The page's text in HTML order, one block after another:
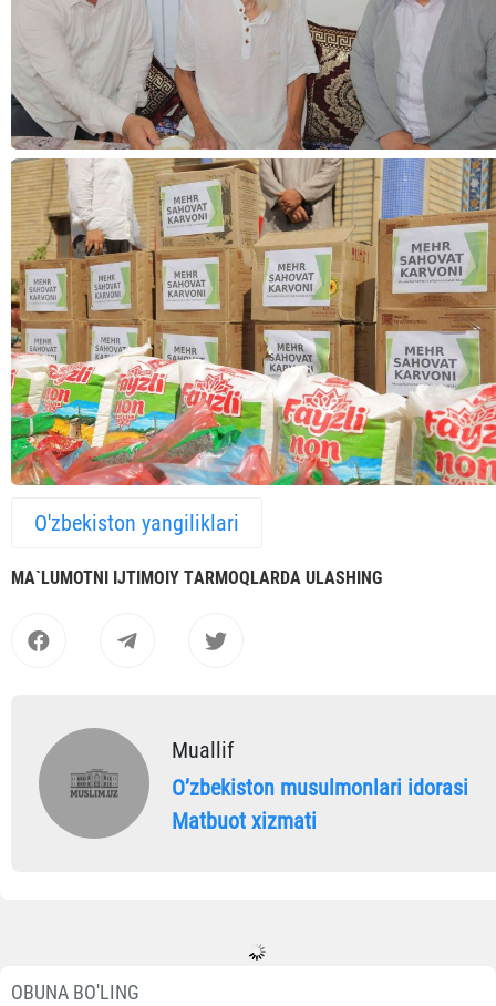
O'zbekiston yangiliklari
MА`LUMOTNI IJTIMOIY TАRMOQLАRDА ULАSHING
Muallif
Oʼzbekiston musulmonlari idorasi
Matbuot xizmati
OBUNA BO'LING